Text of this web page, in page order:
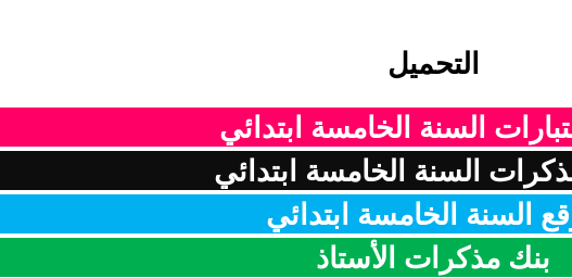
التحميل
السنة الخامسة ابتدائي
السنة الخامسة ابتدائي
السنة الخامسة ابتدائي
بنك مذكرات الأستاذ